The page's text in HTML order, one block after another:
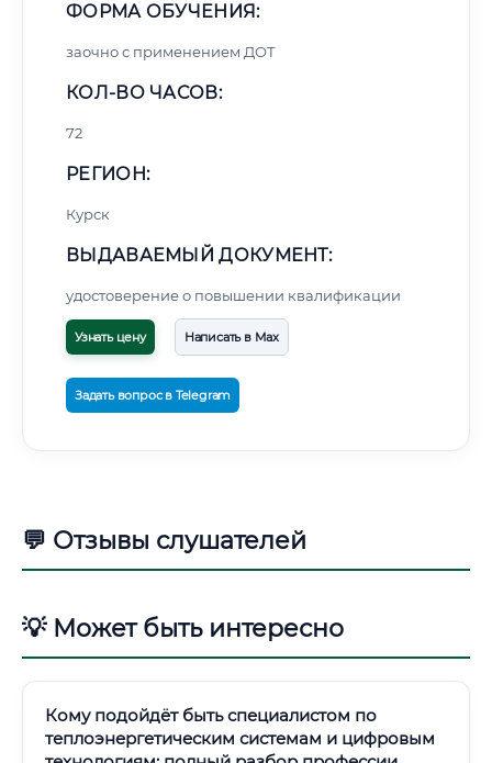
ФОРМА ОБУЧЕНИЯ:
заочно с применением ДОТ
КОЛ-ВО ЧАСОВ:
72
РЕГИОН:
Курск
ВЫДАВАЕМЫЙ ДОКУМЕНТ:
удостоверение о повышении квалификации
Узнать цену Написать в Max
Задать вопрос в Telegram
💬 Отзывы слушателей
💡 Может быть интересно
Кому подойдёт быть специалистом по
теплоэнергетическим системам и цифровым